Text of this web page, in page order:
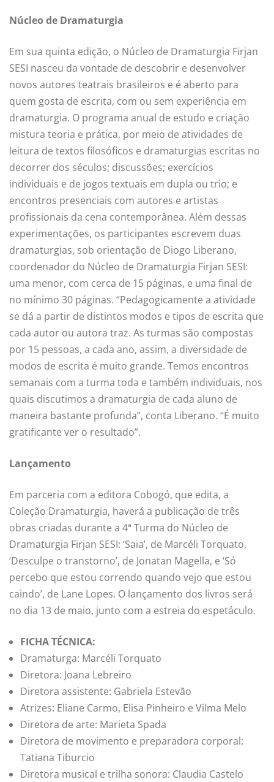
Núcleo de Dramaturgia
Em sua quinta edição, o Núcleo de Dramaturgia Firjan
SESI nasceu da vontade de descobrir e desenvolver
novos autores teatrais brasileiros e é aberto para
quem gosta de escrita, com ou sem experiência em
dramaturgia. O programa anual de estudo e criação
mistura teoria e prática, por meio de atividades de
leitura de textos filosóficos e dramaturgias escritas no
decorrer dos séculos; discussões; exercícios
individuais e de jogos textuais em dupla ou trio; e
encontros presenciais com autores e artistas
profissionais da cena contemporânea. Além dessas
experimentações, os participantes escrevem duas
dramaturgias, sob orientação de Diogo Liberano,
coordenador do Núcleo de Dramaturgia Firjan SESI:
uma menor, com cerca de 15 páginas, e uma final de
no mínimo 30 páginas. “Pedagogicamente a atividade
se dá a partir de distintos modos e tipos de escrita que
cada autor ou autora traz. As turmas são compostas
por 15 pessoas, a cada ano, assim, a diversidade de
modos de escrita é muito grande. Temos encontros
semanais com a turma toda e também individuais, nos
quais discutimos a dramaturgia de cada aluno de
maneira bastante profunda”, conta Liberano. “É muito
gratificante ver o resultado”.
Lançamento
Em parceria com a editora Cobogó, que edita, a
Coleção Dramaturgia, haverá a publicação de três
obras criadas durante a 4ª Turma do Núcleo de
Dramaturgia Firjan SESI: ‘Saia’, de Marcéli Torquato,
‘Desculpe o transtorno’, de Jonatan Magella, e ‘Só
percebo que estou correndo quando vejo que estou
caindo’, de Lane Lopes. O lançamento dos livros será
no dia 13 de maio, junto com a estreia do espetáculo.
FICHA TÉCNICA:
Dramaturga: Marcéli Torquato
Diretora: Joana Lebreiro
Diretora assistente: Gabriela Estevão
Atrizes: Eliane Carmo, Elisa Pinheiro e Vilma Melo
Diretora de arte: Marieta Spada
Diretora de movimento e preparadora corporal:
Tatiana Tiburcio
Diretora musical e trilha sonora: Claudia Castelo